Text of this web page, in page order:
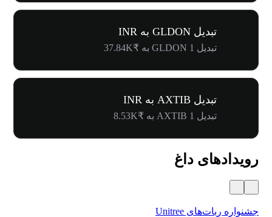
تبدیل GLDON به INR
تبدیل 1 GLDON به ₹37.84K
تبدیل AXTIB به INR
تبدیل 1 AXTIB به ₹8.53K
رویدادهای داغ
جشنواره ربات‌های Unitree